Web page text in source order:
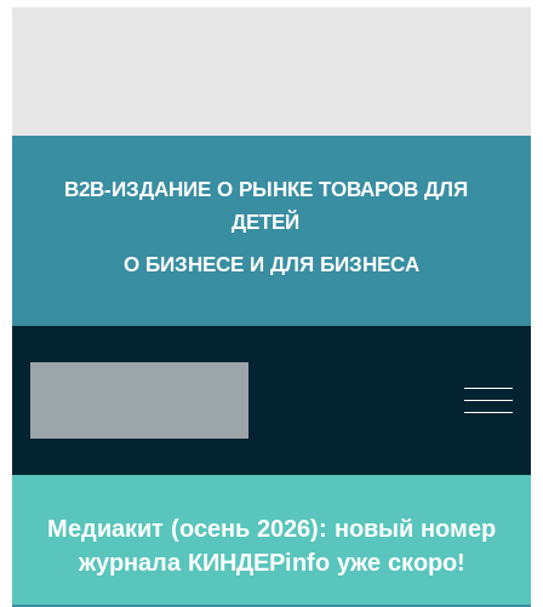
B2B-ИЗДАНИЕ О РЫНКЕ ТОВАРОВ ДЛЯ
ДЕТЕЙ
О БИЗНЕСЕ И ДЛЯ БИЗНЕСА
Медиакит (осень 2026): новый номер
журнала КИНДЕРinfo уже скоро!